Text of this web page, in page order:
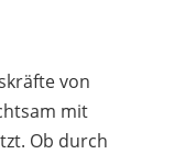
von
mit
Ob durch